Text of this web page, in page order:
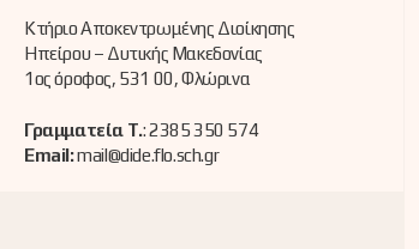
Κτήριο Αποκεντρωμένης Διοίκησης
Ηπείρου – Δυτικής Μακεδονίας
1ος όροφος, 531 00, Φλώρινα
Γραμματεία Τ.: 2385 350 574
Email:mail@dide.flo.sch.gr